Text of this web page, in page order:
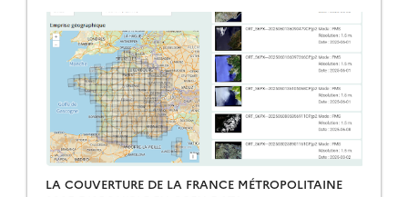
LA COUVERTURE DE LA FRANCE MÉTROPOLITAINE